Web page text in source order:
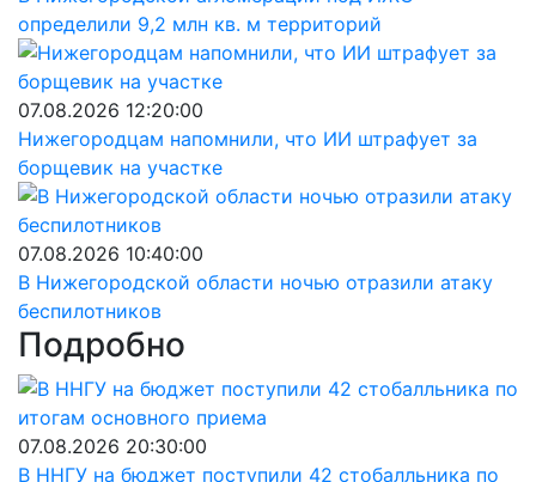
определили 9,2 млн кв. м территорий
07.08.2026 12:20:00
Нижегородцам напомнили, что ИИ штрафует за
борщевик на участке
07.08.2026 10:40:00
В Нижегородской области ночью отразили атаку
беспилотников
Подробно
07.08.2026 20:30:00
В ННГУ на бюджет поступили 42 стобалльника по